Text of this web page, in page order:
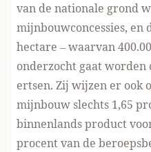
van de nationale grond
mijnbouwconcessies,
hectare – waarvan
onderzocht gaat worden
ertsen. Zij wijzen er ook
mijnbouw slechts 1,65
binnenlands product
procent van de